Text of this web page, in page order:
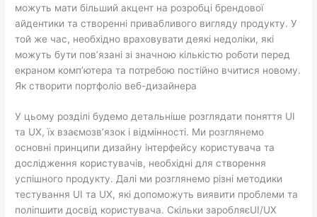
можуть мати більший акцент на розробці брендової
айдентики та створенні привабливого вигляду продукту. У
той же час, необхідно враховувати деякі недоліки, які
можуть бути пов’язані зі значною кількістю роботи перед
екраном комп’ютера та потребою постійно вчитися новому.
Як створити портфоліо веб-дизайнера
У цьому розділі будемо детальніше розглядати поняття UI
та UX, їх взаємозв’язок і відмінності. Ми розглянемо
основні принципи дизайну інтерфейсу користувача та
дослідження користувачів, необхідні для створення
успішного продукту. Далі ми розглянемо різні методики
тестування UI та UX, які допоможуть виявити проблеми та
поліпшити досвід користувача. Скільки заробляєUI/UX